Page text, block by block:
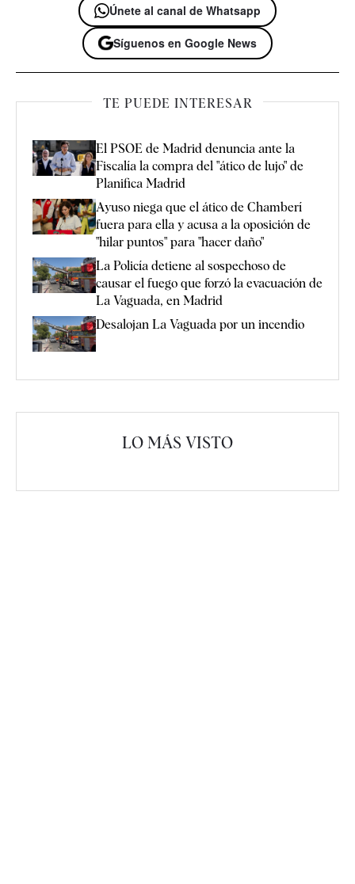
Únete al canal de Whatsapp
Síguenos en Google News
TE PUEDE INTERESAR
El PSOE de Madrid denuncia ante la
Fiscalía la compra del "ático de lujo" de
Planifica Madrid
Ayuso niega que el ático de Chamberí
fuera para ella y acusa a la oposición de
"hilar puntos" para "hacer daño"
La Policía detiene al sospechoso de
causar el fuego que forzó la evacuación de
La Vaguada, en Madrid
Desalojan La Vaguada por un incendio
LO MÁS VISTO